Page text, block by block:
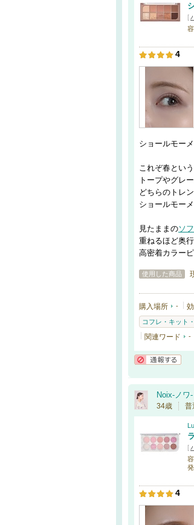
[
4
ショールモー
これぞ春とい
トープやグレ
どちらのトレ
ショールモー
見たままのソ
重ねるほど奥
高密着カラー
使用した商品
購入場所 -
コフレ・キット
関連ワード -
Noix-ノワ-
34歳 普
[
4